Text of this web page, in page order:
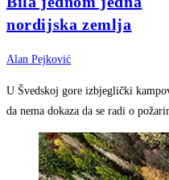
nordijska zemlja
Alan Pejković
U Švedskoj gore izbjeglički
da nema dokaza da se radi o